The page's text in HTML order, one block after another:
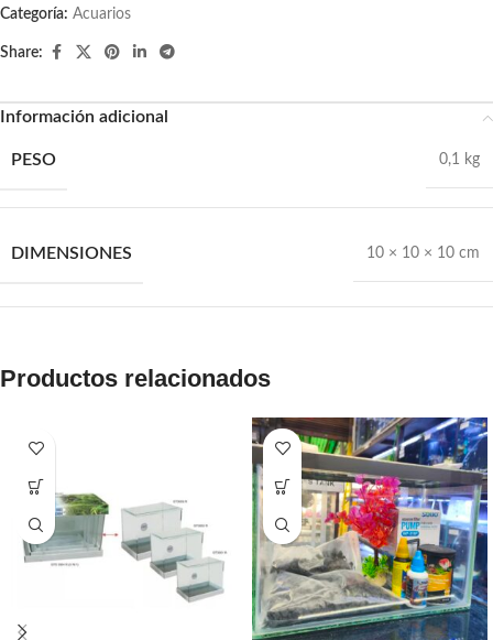
Categoría: Acuarios
Share:
Información adicional
PESO 0,1 kg
DIMENSIONES 10 × 10 × 10 cm
Productos relacionados